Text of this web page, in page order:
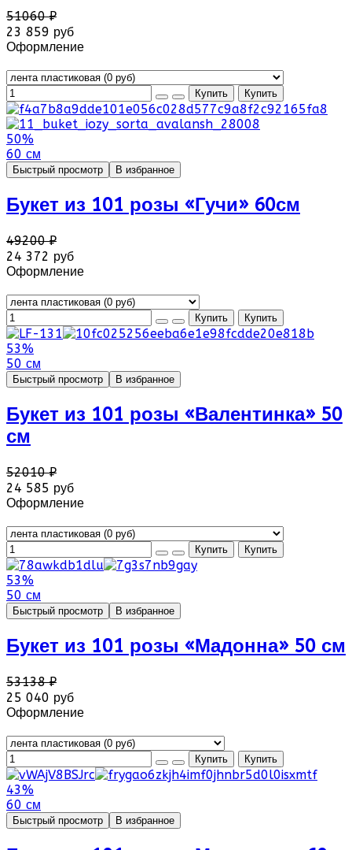
51060 ₽
23 859 руб
Оформление
50%
60 см
Быстрый просмотр В избранное
Букет из 101 розы «Гучи» 60см
49200 ₽
24 372 руб
Оформление
53%
50 см
Быстрый просмотр В избранное
Букет из 101 розы «Валентинка» 50
см
52010 ₽
24 585 руб
Оформление
53%
50 см
Быстрый просмотр В избранное
Букет из 101 розы «Мадонна» 50 см
53138 ₽
25 040 руб
Оформление
43%
60 см
Быстрый просмотр В избранное